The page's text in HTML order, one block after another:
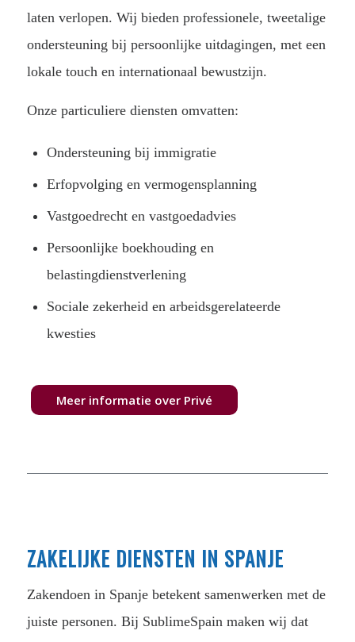
laten verlopen. Wij bieden professionele, tweetalige
ondersteuning bij persoonlijke uitdagingen, met een
lokale touch en internationaal bewustzijn.
Onze particuliere diensten omvatten:
Ondersteuning bij immigratie
Erfopvolging en vermogensplanning
Vastgoedrecht en vastgoedadvies
Persoonlijke boekhouding en
belastingdienstverlening
Sociale zekerheid en arbeidsgerelateerde
kwesties
Meer informatie over Privé
ZAKELIJKE DIENSTEN IN SPANJE
Zakendoen in Spanje betekent samenwerken met de
juiste personen. Bij SublimeSpain maken wij dat